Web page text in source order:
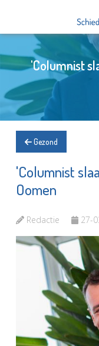
'Columnist
Gezond
'Columnist
Oomen
Redactie 27-